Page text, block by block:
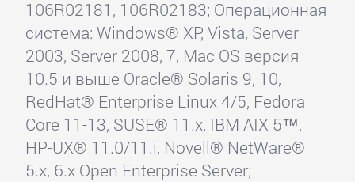
106R02181, 106R02183; Операционная
система: Windows® XP, Vista, Server
2003, Server 2008, 7, Mac OS версия
10.5 и выше Oracle® Solaris 9, 10,
RedHat® Enterprise Linux 4/5, Fedora
Core 11-13, SUSE® 11.x, IBM AIX 5™,
HP-UX® 11.0/11.i, Novell® NetWare®
5.x, 6.x Open Enterprise Server;